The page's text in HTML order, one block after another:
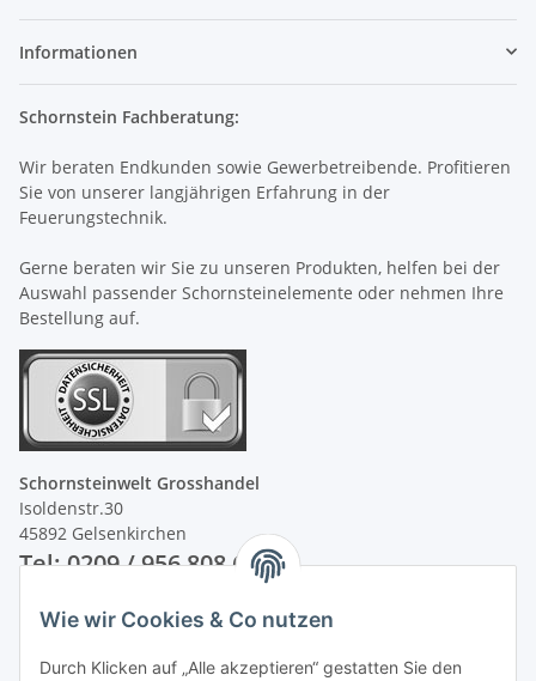
Informationen
Schornstein Fachberatung:
Wir beraten Endkunden sowie Gewerbetreibende. Profitieren
Sie von unserer langjährigen Erfahrung in der
Feuerungstechnik.
Gerne beraten wir Sie zu unseren Produkten, helfen bei der
Auswahl passender Schornsteinelemente oder nehmen Ihre
Bestellung auf.
Schornsteinwelt Grosshandel
Isoldenstr.30
45892 Gelsenkirchen
Tel: 0209 / 956 808 60
Unsere Zahlungsarten
Wie wir Cookies & Co nutzen
Durch Klicken auf „Alle akzeptieren“ gestatten Sie den